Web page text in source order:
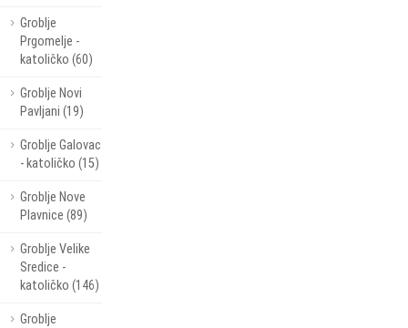
Groblje
Prgomelje -
katoličko (60)
Groblje Novi
Pavljani (19)
Groblje Galovac
- katoličko (15)
Groblje Nove
Plavnice (89)
Groblje Velike
Sredice -
katoličko (146)
Groblje